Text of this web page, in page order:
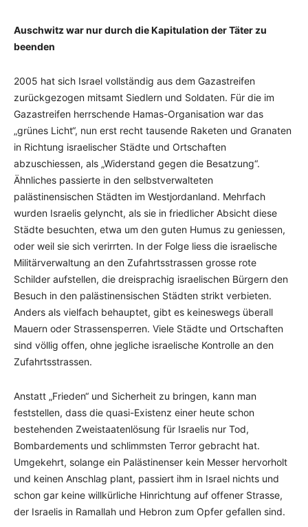
Auschwitz war nur durch die Kapitulation der Täter zu
beenden
2005 hat sich Israel vollständig aus dem Gazastreifen
zurückgezogen mitsamt Siedlern und Soldaten. Für die im
Gazastreifen herrschende Hamas-Organisation war das
„grünes Licht“, nun erst recht tausende Raketen und Granaten
in Richtung israelischer Städte und Ortschaften
abzuschiessen, als „Widerstand gegen die Besatzung“.
Ähnliches passierte in den selbstverwalteten
palästinensischen Städten im Westjordanland. Mehrfach
wurden Israelis gelyncht, als sie in friedlicher Absicht diese
Städte besuchten, etwa um den guten Humus zu geniessen,
oder weil sie sich verirrten. In der Folge liess die israelische
Militärverwaltung an den Zufahrtsstrassen grosse rote
Schilder aufstellen, die dreisprachig israelischen Bürgern den
Besuch in den palästinensischen Städten strikt verbieten.
Anders als vielfach behauptet, gibt es keineswegs überall
Mauern oder Strassensperren. Viele Städte und Ortschaften
sind völlig offen, ohne jegliche israelische Kontrolle an den
Zufahrtsstrassen.
Anstatt „Frieden“ und Sicherheit zu bringen, kann man
feststellen, dass die quasi-Existenz einer heute schon
bestehenden Zweistaatenlösung für Israelis nur Tod,
Bombardements und schlimmsten Terror gebracht hat.
Umgekehrt, solange ein Palästinenser kein Messer hervorholt
und keinen Anschlag plant, passiert ihm in Israel nichts und
schon gar keine willkürliche Hinrichtung auf offener Strasse,
der Israelis in Ramallah und Hebron zum Opfer gefallen sind.